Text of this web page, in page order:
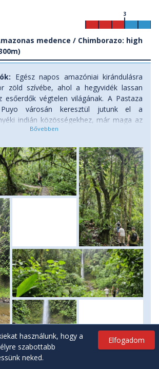
medence / Chimborazo: high
3
Egész napos amazóniai kirándulásra
zöld szívébe, ahol a hegyvidék lassan
végtelen világának. A Pastaza
városán keresztül jutunk el a
indián közösségekhez, már maga az
esőerdőben vezetett túra során a
meg a dzsungel hangulatát,
és buja növényzettel körülvéve. A
kenukba szállunk, és egy rövid, de
veszünk részt a Pastaza folyón. A
fénypontja az Indichuris kilátó,
panoráma nyílik az Amazonas-
a kígyózó folyóra és az esőerdők
gyakran látunk oropendulákat,
trópusi madarakat. A nap során helyi
egyszerű, friss alapanyagokból
ételekkel. Hazafelé egy indián
ahol bepillantást nyerhetünk a
Ez a program ideális választás
aktív, mégis könnyen teljesíthető
keresnek Ecuadorban. Szállás: szálloda,
A hegycsúcs még majd' 2500
van, de a következő éjszakázó helyünk
ebben a magasságban hatalmas
Elfogadom
használunk, hogy a
szabottabb
neked.